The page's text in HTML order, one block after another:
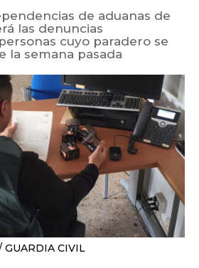
de aduanas de
las denuncias
cuyo paradero se
la semana pasada
GUARDIA CIVIL